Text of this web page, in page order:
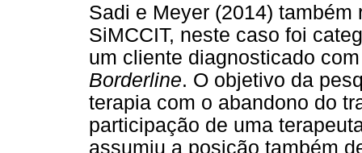
Sadi e Meyer (2014)
SiMCCIT, neste caso foi
um cliente diagnosticado
Borderline. O objetivo da
terapia com o abandono do
participação de uma
assumiu a posição também